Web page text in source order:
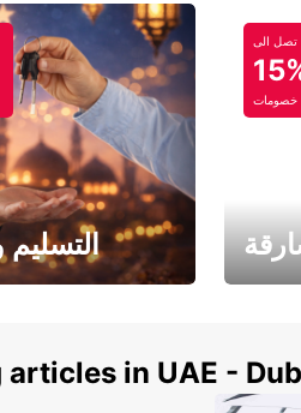
التسليم
تصل الى
خصومات
articles in UAE -